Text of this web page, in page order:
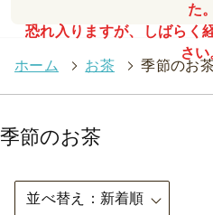
た。
恐れ入りますが、しばらく
さい
ホーム > お茶 > 季節のお
季節のお茶
並べ替え 新着順